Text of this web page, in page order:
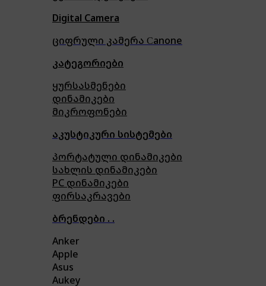
Digital Camera
ციფრული კამერა Сanone
კატეგორიები
ყურსასმენები
დინამიკები
მიკროფონები
აკუსტიკური სისტემები
პორტატული დინამიკები
სახლის დინამიკები
PC დინამიკები
ფირსაკრავები
ბრენდები . .
Anker
Apple
Asus
Aukey